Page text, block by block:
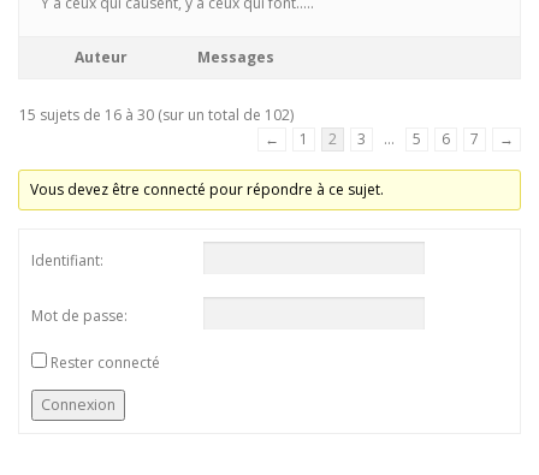
Auteur Messages
15 sujets de 16 à 30 (sur un total de 102)
←
1 2 3 … 5 6 7 →
Vous devez être connecté pour répondre à ce sujet.
Identifiant:
Mot de passe:
Rester connecté
Connexion